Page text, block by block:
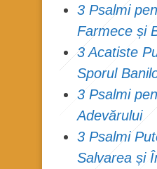
3 Psalmi
Farmece și
3 Acatiste
Sporul
3 Psalmi
Adevărului
3 Psalmi
Salvarea și